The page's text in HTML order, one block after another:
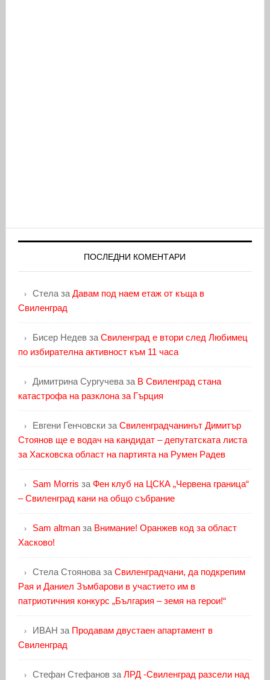
ПОСЛЕДНИ КОМЕНТАРИ
Стелаза Давам под наем етаж от къща в
Свиленград
Бисер Недевза Свиленград е втори след Любимец
по избирателна активност към 11 часа
Димитрина Сургучеваза В Свиленград стана
катастрофа на разклона за Гърция
Евгени Генчовскиза Свиленградчанинът Димитър
Стоянов ще е водач на кандидат – депутатската листа
за Хасковска област на партията на Румен Радев
Sam Morris за Фен клуб на ЦСКА „Червена граница“
– Свиленград кани на общо събрание
Sam altmanза Внимание! Оранжев код за област
Хасково!
Стела Стояноваза Свиленградчани, да подкрепим
Рая и Даниел Зъмбарови в участието им в
патриотичния конкурс „България – земя на герои!“
ИВАН за Продавам двустаен апартамент в
Свиленград
Стефан Стефановза ЛРД -Свиленград разсели над